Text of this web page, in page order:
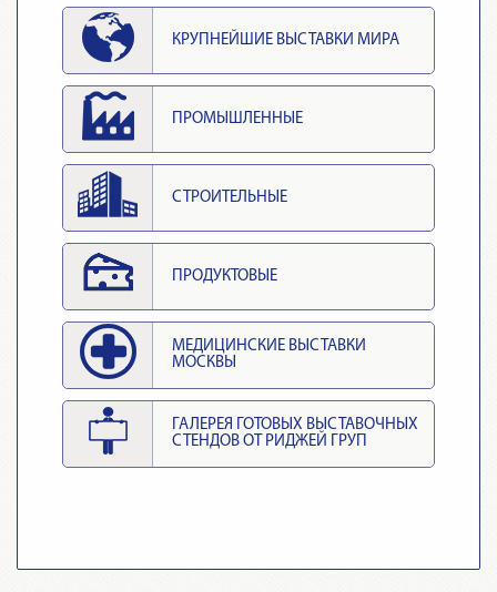
КРУПНЕЙШИЕ ВЫСТАВКИ МИРА
ПРОМЫШЛЕННЫЕ
СТРОИТЕЛЬНЫЕ
ПРОДУКТОВЫЕ
МЕДИЦИНСКИЕ ВЫСТАВКИ
МОСКВЫ
ГАЛЕРЕЯ ГОТОВЫХ ВЫСТАВОЧНЫХ
СТЕНДОВ ОТ РИДЖЕЙ ГРУП